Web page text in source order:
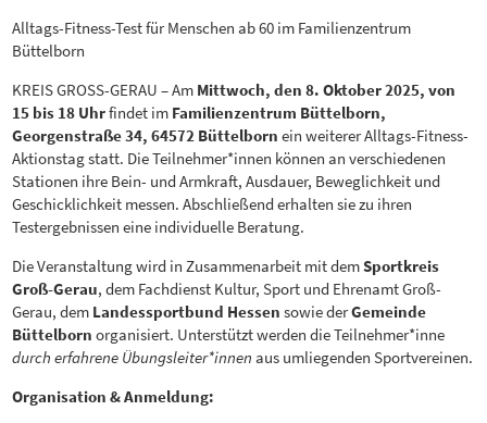
Alltags-Fitness-Test für Menschen ab 60 im Familienzentrum
Büttelborn
KREIS GROSS-GERAU – Am Mittwoch, den 8. Oktober 2025, von
15 bis 18 Uhrfindet im Familienzentrum Büttelborn,
Georgenstraße 34, 64572 Büttelborn ein weiterer Alltags-Fitness-
Aktionstag statt. Die Teilnehmer*innen können an verschiedenen
Stationen ihre Bein- und Armkraft, Ausdauer, Beweglichkeit und
Geschicklichkeit messen. Abschließend erhalten sie zu ihren
Testergebnissen eine individuelle Beratung.
Die Veranstaltung wird in Zusammenarbeit mit demSportkreis
Groß-Gerau, dem Fachdienst Kultur, Sport und Ehrenamt Groß-
Gerau, dem Landessportbund Hessen sowie derGemeinde
Büttelbornorganisiert. Unterstützt werden die Teilnehmer*inne
durch erfahrene Übungsleiter*innen aus umliegenden Sportvereinen.
Organisation & Anmeldung: